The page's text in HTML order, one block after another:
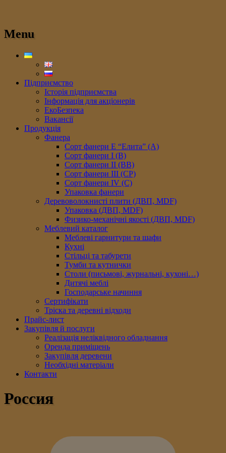
Menu
Підприємство
Історія підприємства
Інформація для акціонерів
ЕкоБезпека
Вакансії
Продукція
Фанера
Сорт фанери E “Елита” (A)
Сорт фанери I (В)
Сорт фанери II (ВB)
Сорт фанери III (CP)
Сорт фанери IV (C)
Упаковка фанери
Деревоволокнисті плити (ДВП, MDF)
Упаковка (ДВП, MDF)
Физико-механічні якості (ДВП, MDF)
Меблевий каталог
Меблеві гарнитури та шафи
Кухні
Стільці та табурети
Тумби та кутнички
Столи (письмові, журнальні, кухоні…)
Дитячі меблі
Господарське начиння
Сертифікати
Тріска та деревні відходи
Прайс-лист
Закупівля й послуги
Реалізація неліквідного обладнання
Оренда приміщень
Закупівля деревени
Необхідні матеріали
Контакти
Россия